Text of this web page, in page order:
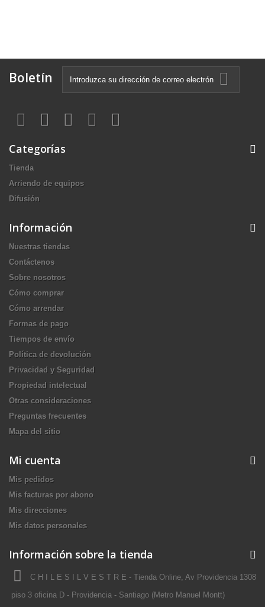
Boletín
Categorías
Tienda
Arriendo de equipos
Difusión
Información
Nuestras tiendas
Contáctenos
Sobre nosotros
Cómo comprar
Cómo arrendar
Formas de pago
Tiempos de envío
Política de devolución
Privacidad y Seguridad
Propiedad intelectual
Otras consideraciones
Preguntas frecuentes
Mapa del sitio
Mi cuenta
Mis pedidos
Mis facturas por abono
Mis direcciones
Mis datos personales
Información sobre la tienda
C H I L E S I L V E S T R E - Tienda Online, Av Providencia 1308
piso 3 oficina D - Providencia - Santiago (Metro Manuel Montt)